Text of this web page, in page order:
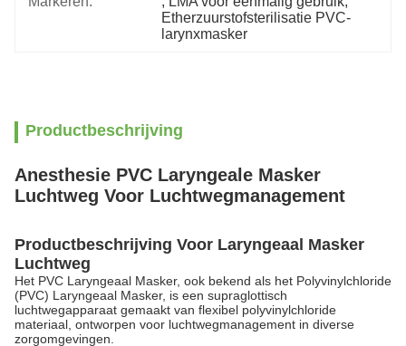
Etherzuurstofsterilisatie PVC-
larynxmasker
Productbeschrijving
Anesthesie PVC Laryngeale Masker
Luchtweg Voor Luchtwegmanagement
Productbeschrijving Voor Laryngeaal Masker
Luchtweg
Het PVC Laryngeaal Masker, ook bekend als het Polyvinylchloride
(PVC) Laryngeaal Masker, is een supraglottisch
luchtwegapparaat gemaakt van flexibel polyvinylchloride
materiaal, ontworpen voor luchtwegmanagement in diverse
zorgomgevingen.